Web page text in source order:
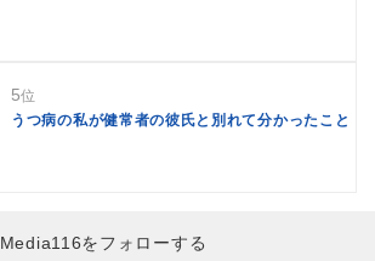
5位
うつ病の私が健常者の彼氏と別れて分かったこと
Media116をフォローする